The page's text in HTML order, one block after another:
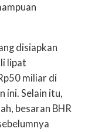
disiapkan
lipat
miliar di
ini. Selain itu,
besaran BHR